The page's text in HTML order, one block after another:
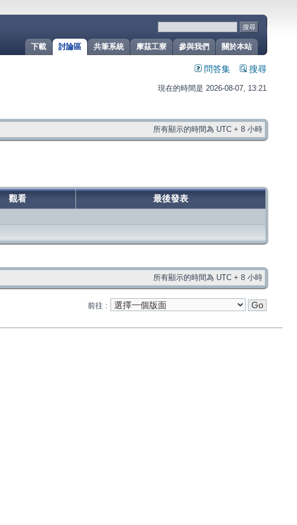
關於本站
參與我們
摩茲工寮
共筆系統
討論區
下載
問答集 搜尋
現在的時間是 2026-08-07, 13:21
所有顯示的時間為 UTC + 8 小時
觀看 最後發表
所有顯示的時間為 UTC + 8 小時
前往 :